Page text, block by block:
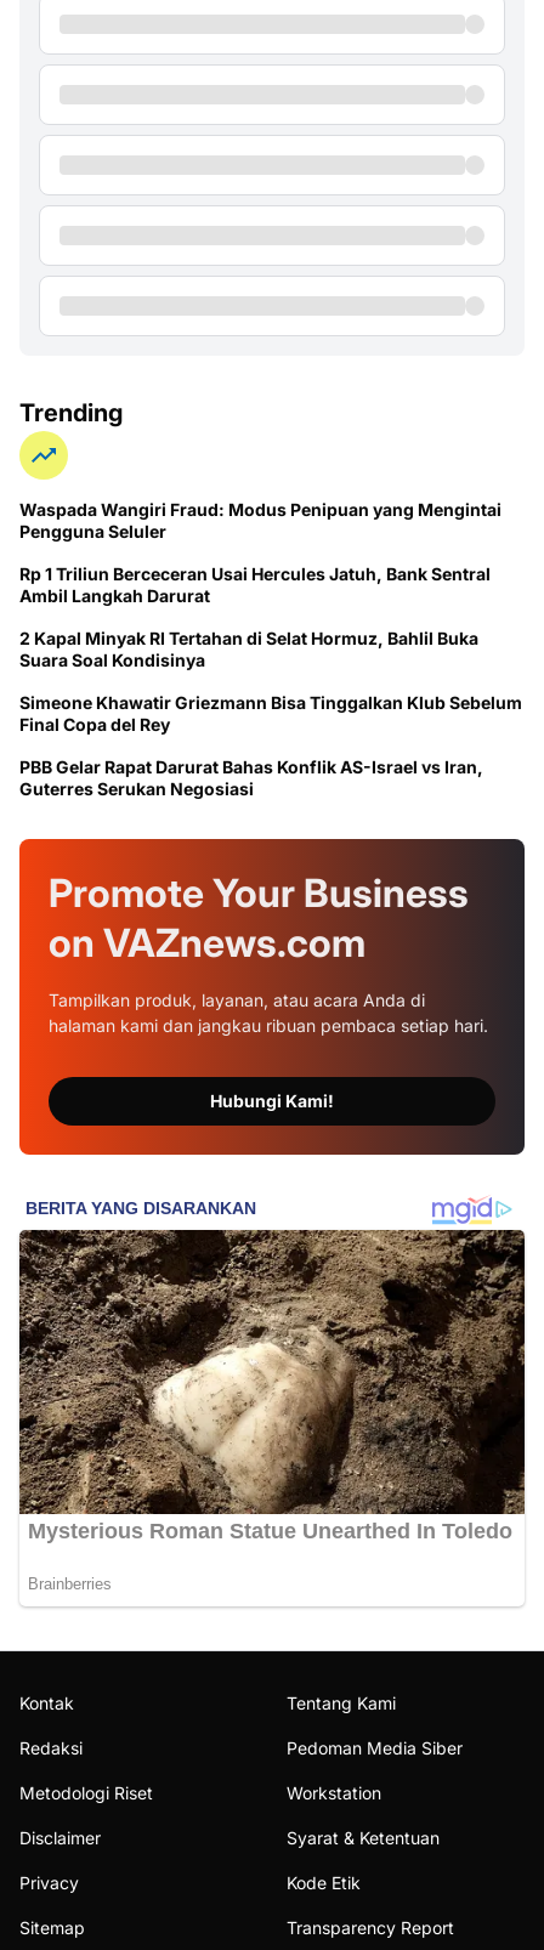
Trending
Waspada Wangiri Fraud: Modus Penipuan yang Mengintai
Pengguna Seluler
Rp 1 Triliun Berceceran Usai Hercules Jatuh, Bank Sentral
Ambil Langkah Darurat
2 Kapal Minyak RI Tertahan di Selat Hormuz, Bahlil Buka
Suara Soal Kondisinya
Simeone Khawatir Griezmann Bisa Tinggalkan Klub Sebelum
Final Copa del Rey
PBB Gelar Rapat Darurat Bahas Konflik AS-Israel vs Iran,
Guterres Serukan Negosiasi
Promote Your Business
on VAZnews.com
Tampilkan produk, layanan, atau acara Anda di
halaman kami dan jangkau ribuan pembaca setiap hari.
Hubungi Kami!
Kontak Tentang Kami
Redaksi Pedoman Media Siber
Metodologi Riset Workstation
Disclaimer Syarat & Ketentuan
Privacy Kode Etik
Sitemap Transparency Report